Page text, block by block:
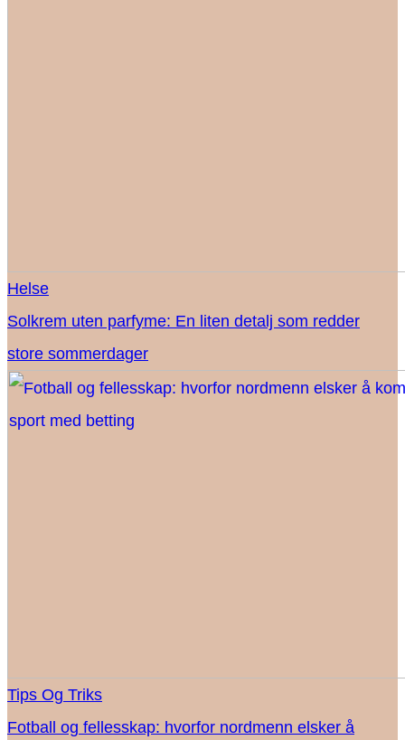
Helse
Solkrem uten parfyme: En liten detalj som redder
store sommerdager
Tips Og Triks
Fotball og fellesskap: hvorfor nordmenn elsker å